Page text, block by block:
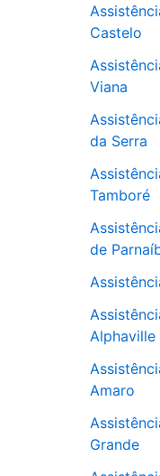
Castelo
Viana
da Serra
Tamboré
de
Alphaville
Amaro
Grande